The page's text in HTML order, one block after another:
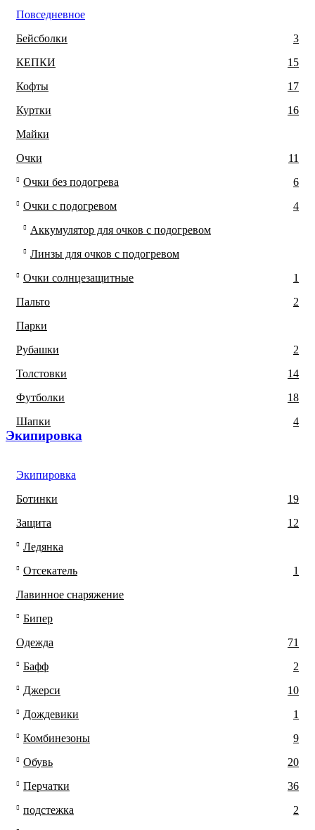
Повседневное
Бейсболки
3
КЕПКИ
15
Кофты
17
Куртки
16
Майки
Очки
11
Очки без подогрева
6
Очки с подогревом
4
Аккумулятор для очков с подогревом
Линзы для очков с подогревом
Очки солнцезащитные
1
Пальто
2
Парки
Рубашки
2
Толстовки
14
Футболки
18
Шапки
4
Экипировка​
Экипировка
Ботинки
19
Защита
12
Ледянка
Отсекатель
1
Лавинное снаряжение
Бипер
Одежда
71
Бафф
2
Джерси
10
Дождевики
1
Комбинезоны
9
Обувь
20
Перчатки
36
подстежка
2